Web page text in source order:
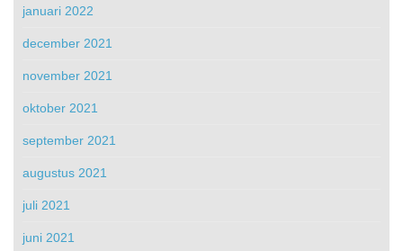
januari 2022
december 2021
november 2021
oktober 2021
september 2021
augustus 2021
juli 2021
juni 2021